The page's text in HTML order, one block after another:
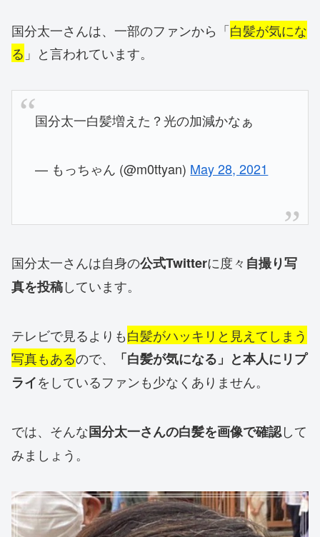
国分太一さんは、一部のファンから「白髪が気にな
る 」と言われています。
国分太一白髪増えた？光の加減かなぁ
— もっちゃん (@m0ttyan) May 28, 2021
国分太一さんは自身の公式Twitterに度々 自撮り写
真を投稿しています。
テレビで見るよりも白髪がハッキリと見えてしまう
写真もあるので、
「白髪が気になる」と本人にリプ
ライをしているファンも少なくありません。
では、そんな国分太一さんの白髪を画像で確認して
みましょう。